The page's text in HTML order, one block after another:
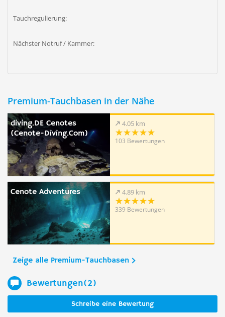
Tauchregulierung:
Nächster Notruf / Kammer:
Premium-Tauchbasen in der Nähe
diving.DE Cenotes
(Cenote-Diving.Com)
4.05 km
103 Bewertungen
Cenote Adventures 4.89 km
339 Bewertungen
Zeige alle Premium-Tauchbasen
Bewertungen(2)
Schreibe eine Bewertung